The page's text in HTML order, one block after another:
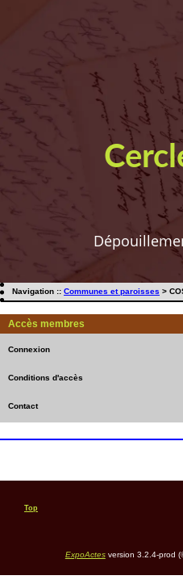
Navigation :: Communes et paroisses >
Accès membres
Connexion
Conditions d'accès
Contact
Top
ExpoActesversion 3.2.4-prod